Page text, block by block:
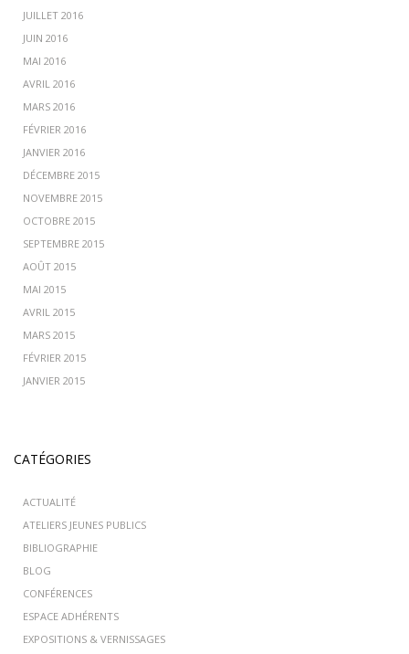
JUILLET 2016
JUIN 2016
MAI 2016
AVRIL 2016
MARS 2016
FÉVRIER 2016
JANVIER 2016
DÉCEMBRE 2015
NOVEMBRE 2015
OCTOBRE 2015
SEPTEMBRE 2015
AOÛT 2015
MAI 2015
AVRIL 2015
MARS 2015
FÉVRIER 2015
JANVIER 2015
CATÉGORIES
ACTUALITÉ
ATELIERS JEUNES PUBLICS
BIBLIOGRAPHIE
BLOG
CONFÉRENCES
ESPACE ADHÉRENTS
EXPOSITIONS & VERNISSAGES